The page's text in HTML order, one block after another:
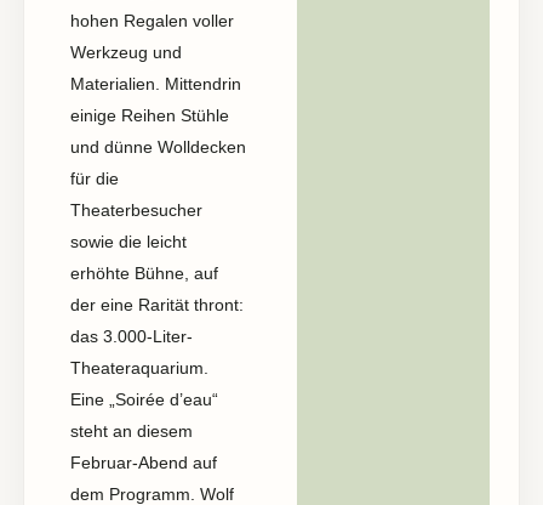
hohen Regalen voller
Werkzeug und
Materialien. Mittendrin
einige Reihen Stühle
und dünne Wolldecken
für die
Theaterbesucher
sowie die leicht
erhöhte Bühne, auf
der eine Rarität thront:
das 3.000-Liter-
Theateraquarium.
Eine „Soirée d’eau“
steht an diesem
Februar-Abend auf
dem Programm. Wolf